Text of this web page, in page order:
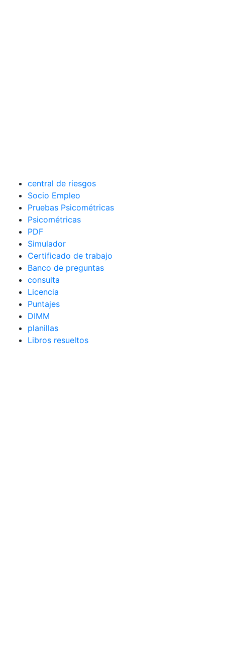
central de riesgos
Socio Empleo
Pruebas Psicométricas
Psicométricas
PDF
Simulador
Certificado de trabajo
Banco de preguntas
consulta
Licencia
Puntajes
DIMM
planillas
Libros resueltos